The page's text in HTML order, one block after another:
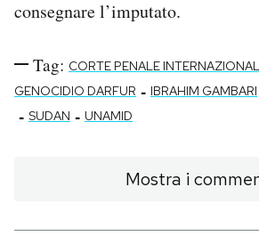
consegnare l’imputato.
Tag: CORTE PENALE
GENOCIDIO DARFUR - IBRAHIM GAMBARI
- SUDAN - UNAMID
Mostra i